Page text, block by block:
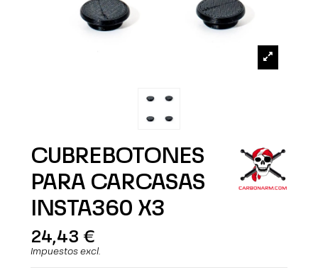
CUBREBOTONES
PARA CARCASAS
INSTA360 X3
24,43 €
Impuestos excl.